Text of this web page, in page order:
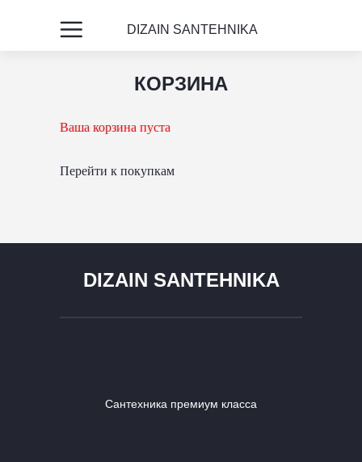
DIZAIN SANTEHNIKA
КОРЗИНА
Ваша корзина пуста
Перейти к покупкам
DIZAIN SANTEHNIKA
Сантехника премиум класса